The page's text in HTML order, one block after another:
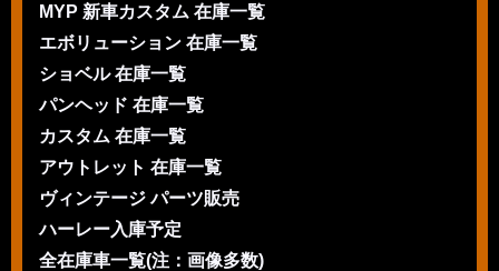
MYP 新車カスタム 在庫一覧
エボリューション 在庫一覧
ショベル 在庫一覧
パンヘッド 在庫一覧
カスタム 在庫一覧
アウトレット 在庫一覧
ヴィンテージ パーツ販売
ハーレー入庫予定
全在庫車一覧(注：画像多数)